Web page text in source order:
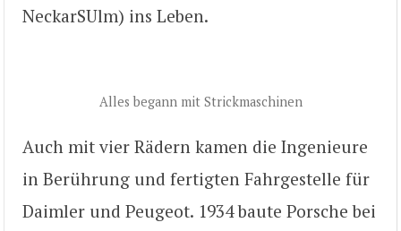
NeckarSUlm) ins Leben.
Alles begann mit Strickmaschinen
Auch mit vier Rädern kamen die Ingenieure
in Berührung und fertigten Fahrgestelle für
Daimler und Peugeot. 1934 baute Porsche bei